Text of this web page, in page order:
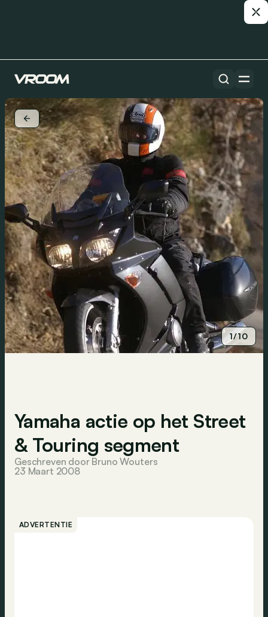
1/10
Yamaha actie op het Street
& Touring segment
Geschreven door Bruno Wouters
23 Maart 2008
ADVERTENTIE